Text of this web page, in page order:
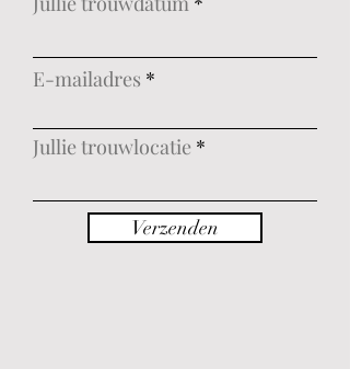
E-mailadres
Jullie trouwlocatie
Verzenden